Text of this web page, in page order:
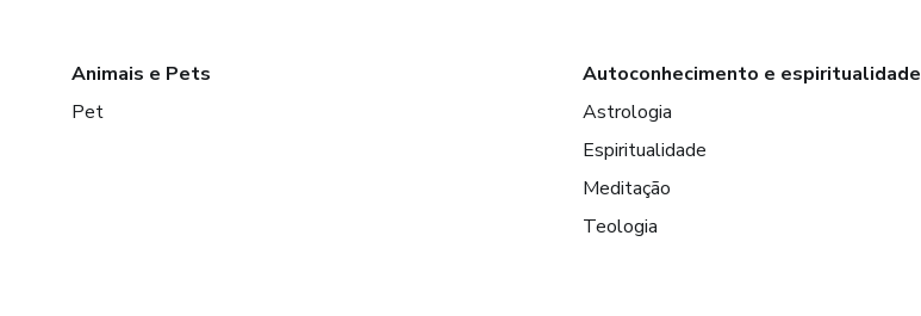
Animais e Pets
Pet
Autoconhecimento e espiritualidade
Astrologia
Espiritualidade
Meditação
Teologia